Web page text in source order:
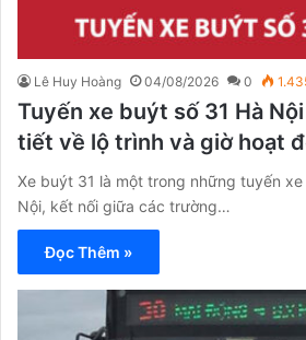
Lê Huy Hoàng 04/08/2026 0
Tuyến xe buýt số 31 Hà
tiết về lộ trình và giờ hoạt
Xe buýt 31 là một trong những tuyến
Nội, kết nối giữa các trường…
Đọc Thêm »